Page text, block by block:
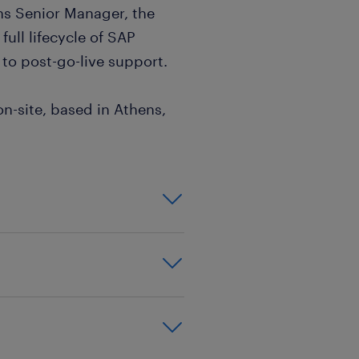
Senior Manager, the
lifecycle of SAP
post-go-live support.
site, based in Athens,